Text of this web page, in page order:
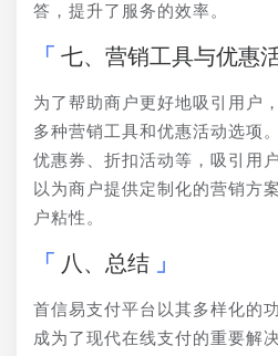
答，提升了服务的效率。
七、营销工具与优惠
为了帮助商户更好地吸引用户
多种营销工具和优惠活动选项
优惠券、折扣活动等，吸引用
以为商户提供定制化的营销方
户粘性。
八、总结
首信易支付平台以其多样化的
成为了现代在线支付的重要解